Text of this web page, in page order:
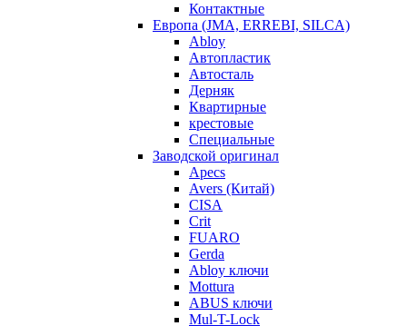
Контактные
Европа (JMA, ERREBI, SILCA)
Abloy
Автопластик
Автосталь
Дерняк
Квартирные
крестовые
Специальные
Заводской оригинал
Apecs
Avers (Китай)
CISA
Crit
FUARO
Gerda
Abloy ключи
Mottura
ABUS ключи
Mul-T-Lock